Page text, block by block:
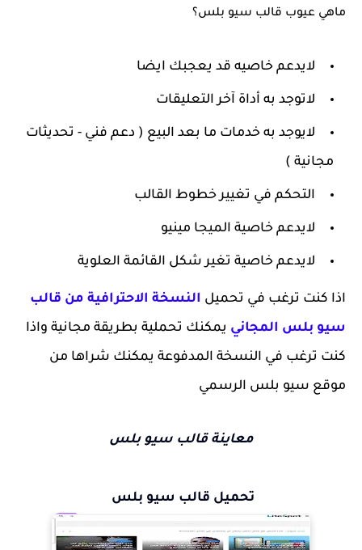
ماهي عيوب قالب سيو بلس؟
لايدعم خاصيه قد يعجبك ايضا
لاتوجد به أداة آخر التعليقات
لايوجد به خدمات ما بعد البيع ( دعم فني - تحديثات
مجانية )
التحكم في تغيير خطوط القالب
لايدعم خاصية الميجا مينيو
لايدعم خاصية تغير شكل القائمة العلوية
اذا كنت ترغب في تحميل النسخة الاحترافية من قالب
سيو بلس المجاني يمكنك تحملية بطريقة مجانية واذا
كنت ترغب في النسخة المدفوعة يمكنك شراها من
موقع سيو بلس الرسمي
معاينة قالب سيو بلس
تحميل قالب سيو بلس